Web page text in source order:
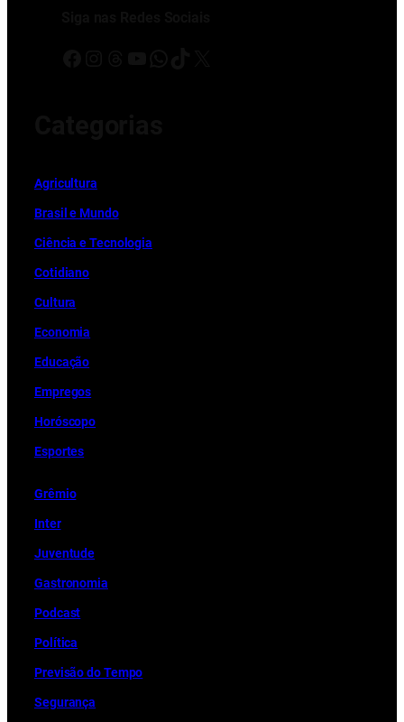
Agricultura
Brasil e Mundo
Ciência e Tecnologia
Cotidiano
Cultura
Economia
Educação
Empregos
Horóscopo
Esportes
Grêmio
Inter
Juventude
Gastronomia
Podcast
Política
Previsão do Tempo
Segurança